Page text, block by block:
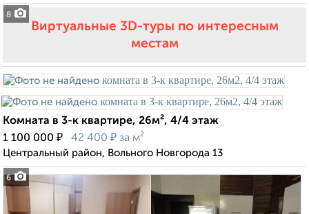
8
Виртуальные 3D-туры по интересным
местам
6
Комната в 3-к квартире, 26м², 4/4 этаж
1 100 000 ₽ 42 400 ₽ за м²
Центральный район, Вольного Новгорода 13